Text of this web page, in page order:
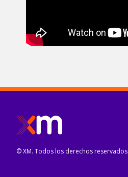
© XM. Todos los derechos reservados